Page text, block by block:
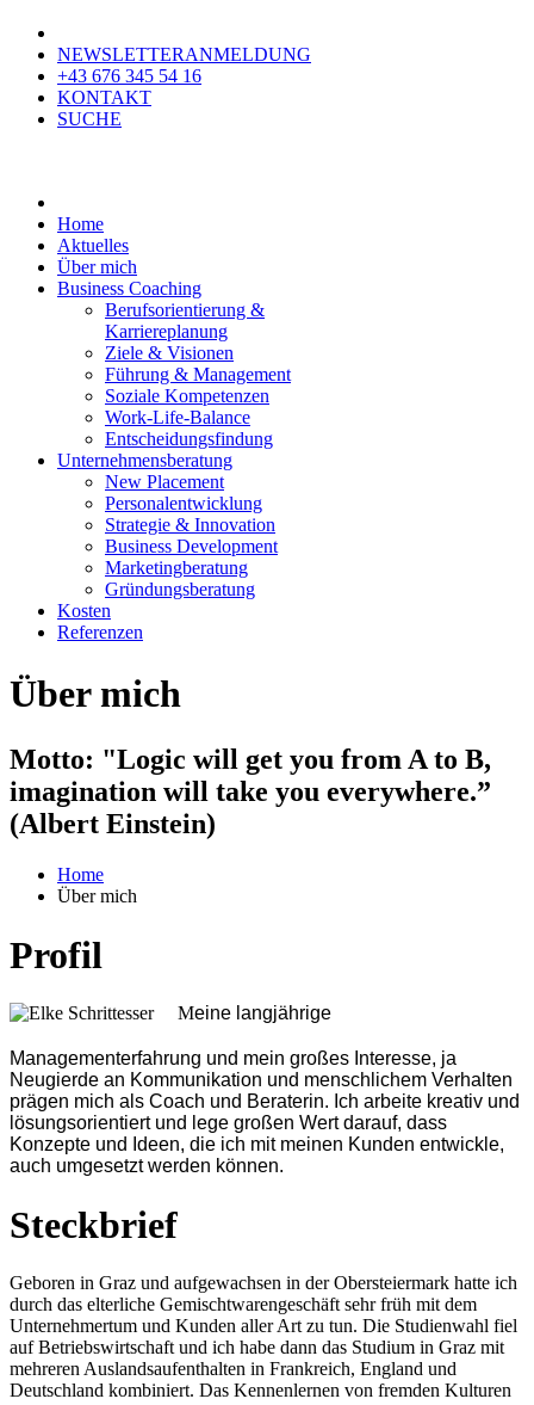
NEWSLETTERANMELDUNG
+43 676 345 54 16
KONTAKT
SUCHE
Home
Aktuelles
Über mich
Business Coaching
Berufsorientierung &
Karriereplanung
Ziele & Visionen
Führung & Management
Soziale Kompetenzen
Work-Life-Balance
Entscheidungsfindung
Unternehmensberatung
New Placement
Personalentwicklung
Strategie & Innovation
Business Development
Marketingberatung
Gründungsberatung
Kosten
Referenzen
Über mich
Motto: "Logic will get you from A to B,
imagination will take you everywhere.”
(Albert Einstein)
Home
Über mich
Profil
Meine langjährige
Managementerfahrung und mein großes Interesse, ja
Neugierde an Kommunikation und menschlichem Verhalten
prägen mich als Coach und Beraterin. Ich arbeite kreativ und
lösungsorientiert und lege großen Wert darauf, dass
Konzepte und Ideen, die ich mit meinen Kunden entwickle,
auch umgesetzt werden können.
Steckbrief
Geboren in Graz und aufgewachsen in der Obersteiermark hatte ich
durch das elterliche Gemischtwarengeschäft sehr früh mit dem
Unternehmertum und Kunden aller Art zu tun. Die Studienwahl fiel
auf Betriebswirtschaft und ich habe dann das Studium in Graz mit
mehreren Auslandsaufenthalten in Frankreich, England und
Deutschland kombiniert. Das Kennenlernen von fremden Kulturen